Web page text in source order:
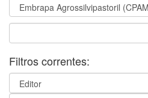
Filtros correntes: